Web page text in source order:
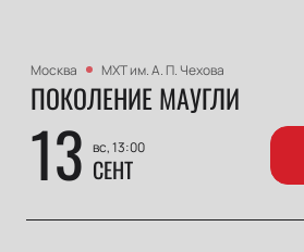
Москва МХТ им. А. П. Чехова
ПОКОЛЕНИЕ МАУГЛИ
13 вс, 13:00
СЕНТ